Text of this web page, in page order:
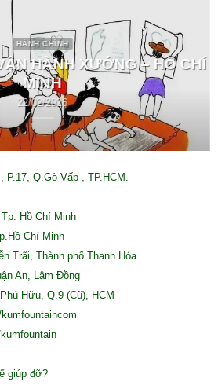
HÀNH CHÍNH
HÀNH XƯỞNG – HỒ CHÍ
MINH
22/02/2026
Q.Gò Vấp , TP.HCM.
Hồ Chí Minh
Chí Minh
Trãi, Thành phố Thanh Hóa
An, Lâm Đồng
Hữu, Q.9 (Cũ), HCM
giúp đỡ?